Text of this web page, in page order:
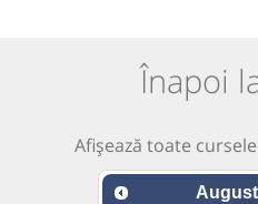
Înapoi
Afișează toate
August